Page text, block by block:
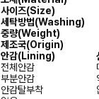
사이즈(Size)
세탁방법(Washing)
중량(Weight)
제조국(Origin)
안감(Lining)
전체안감
부분안감
안감탈부착